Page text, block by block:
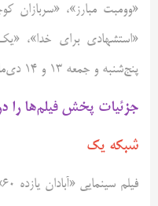
«وومبت مبارز»، «سربازان
«استشهادی برای خدا»،
پنج‌شنبه و جمعه 13 و 14 دی‌ماه از شبکه‌های سیما پخش خواهند شد.
جزئیات پخش فیلم‌ها را در
شبکه یک